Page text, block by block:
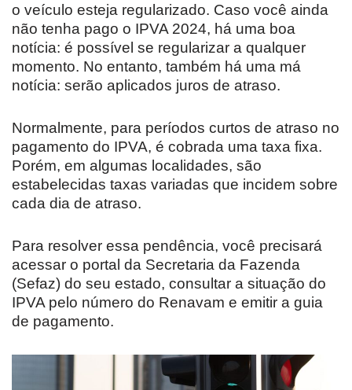
o veículo esteja regularizado. Caso você ainda
não tenha pago o IPVA 2024, há uma boa
notícia: é possível se regularizar a qualquer
momento. No entanto, também há uma má
notícia: serão aplicados juros de atraso.
Normalmente, para períodos curtos de atraso no
pagamento do IPVA, é cobrada uma taxa fixa.
Porém, em algumas localidades, são
estabelecidas taxas variadas que incidem sobre
cada dia de atraso.
Para resolver essa pendência, você precisará
acessar o portal da Secretaria da Fazenda
(Sefaz) do seu estado, consultar a situação do
IPVA pelo número do Renavam e emitir a guia
de pagamento.